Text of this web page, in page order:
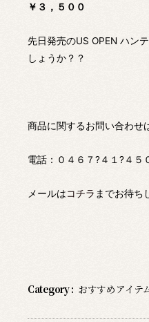
￥３，５００
先日発売のUS OPEN ハン
しょうか？？
商品に関するお問い合わせ
電話：０４６７?４１?４５
メールはコチラ までお待ち
Category : おすすめアイテ